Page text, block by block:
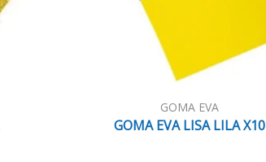
GOMA EVA
GOMA EVA LISA LILA X10